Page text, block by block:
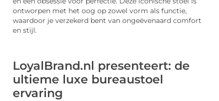
ontworpen met het oog op zowel vorm als functie,
waardoor je verzekerd bent van ongeëvenaard comfort
en stijl.
LoyalBrand.nl presenteert: de
ultieme luxe bureaustoel
ervaring